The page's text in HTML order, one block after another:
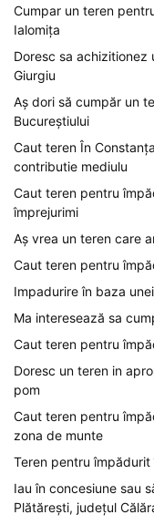
Cumpar un teren
Ialomița
Doresc sa achizitionez
Giurgiu
Aș dori să cumpăr un
Bucureștiului
Caut teren În
contributie mediulu
Caut teren pentru
împrejurimi
Aș vrea un teren care
Caut teren pentru
Impadurire în baza
Ma interesează sa
Caut teren pentru
Doresc un teren in
pom
Caut teren pentru
zona de munte
Teren pentru împădurit
Iau în concesiune sau
Plătărești, județul